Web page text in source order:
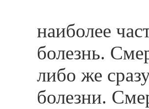
наиболее
болезнь.
либо же
болезни.